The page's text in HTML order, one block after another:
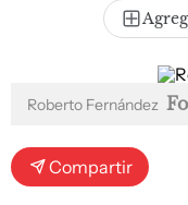
Roberto Fernández
Compartir